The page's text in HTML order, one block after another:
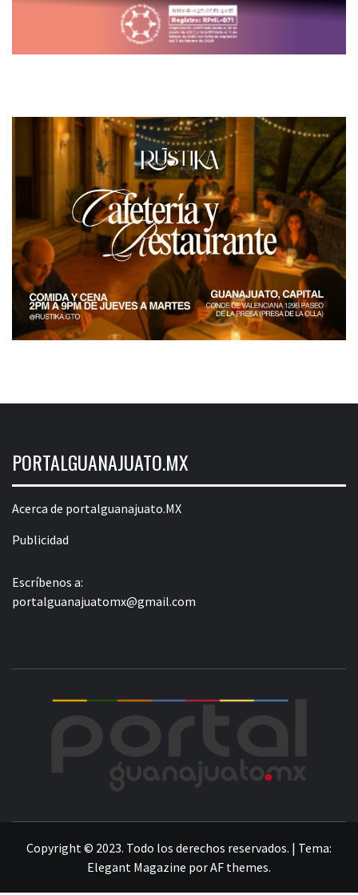
PORTALGUANAJUATO.MX
Acerca de portalguanajuato.MX
Publicidad
Escríbenos a:
portalguanajuatomx@gmail.com
Copyright © 2023. Todo los derechos reservados. | Tema:
Elegant Magazine porAF themes.